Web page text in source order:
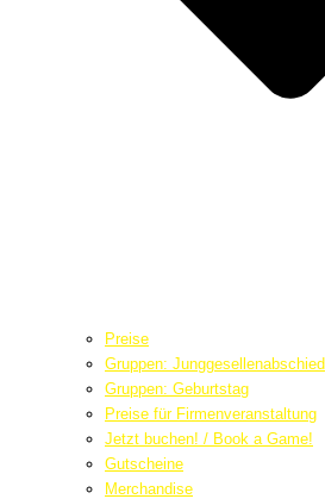
Preise
Gruppen: Junggesellenabschied
Gruppen: Geburtstag
Preise für Firmenveranstaltung
Jetzt buchen! / Book a Game!
Gutscheine
Merchandise